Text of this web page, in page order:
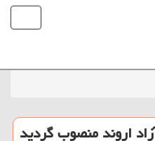
اروند منصوب گردید